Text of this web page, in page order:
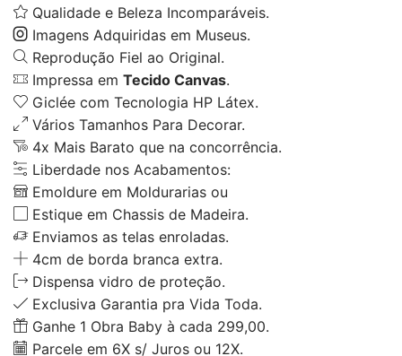
Qualidade e Beleza Incomparáveis.
Imagens Adquiridas em Museus.
Reprodução Fiel ao Original.
Impressa em Tecido Canvas.
Giclée com Tecnologia HP Látex.
Vários Tamanhos Para Decorar.
4x Mais Barato que na concorrência.
Liberdade nos Acabamentos:
Emoldure em Moldurarias ou
Estique em Chassis de Madeira.
Enviamos as telas enroladas.
4cm de borda branca extra.
Dispensa vidro de proteção.
Exclusiva Garantia pra Vida Toda.
Ganhe 1 Obra Baby à cada 299,00.
Parcele em 6X s/ Juros ou 12X.